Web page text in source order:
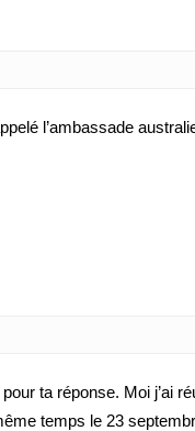
l’ambassade
ta réponse. Moi j’ai
temps le 23